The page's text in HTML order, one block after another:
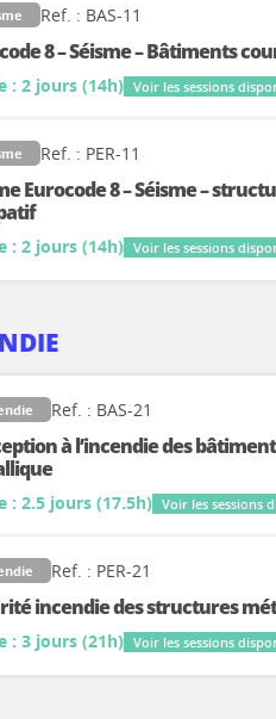
Ref. : BAS-11
8 – Séisme – Bâtiments
: 2 jours (14h) Voir les sessions
Ref. : PER-11
Eurocode 8 – Séisme –
: 2 jours (14h) Voir les sessions
Ref. : BAS-21
à l’incendie des
: 2.5 jours (17.5h) Voir les sessions
Ref. : PER-21
incendie des structures
: 3 jours (21h) Voir les sessions